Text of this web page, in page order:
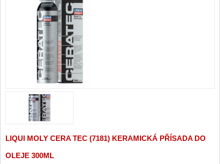
LIQUI MOLY CERA TEC (7181) KERAMICKÁ PŘÍSADA DO
OLEJE 300ML